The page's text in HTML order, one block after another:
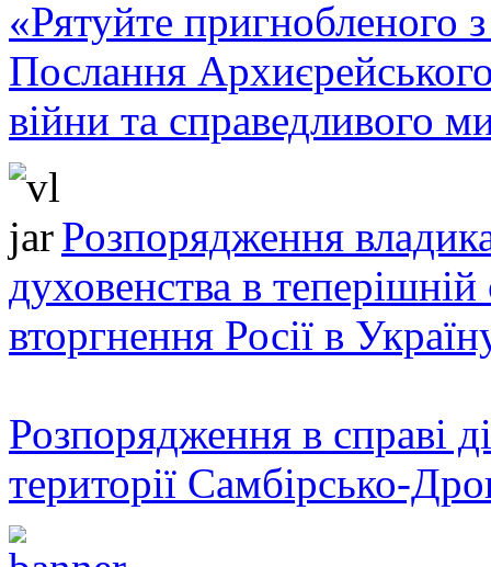
«Рятуйте пригнобленого
Послання
війни та справедливого
Розпорядження
духовенства в теперішній
вторгнення Росії в
Розпорядження в справі
території Самбірсько-